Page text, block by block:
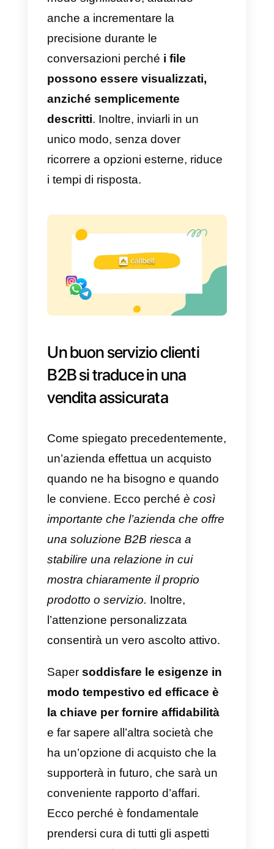
lasciare dei brevi rapporti in
che l’agente successivo sappia
come continuare la
conversazione, senza la
necessità di chiedere
nuovamente i dati.
Più agenti possono monitorare
contemporaneamente come un
team che offre soluzioni e ascolto
attivo. Questo può essere
eseguito facilmente con
poiché più persone possono
connettersi a WhatsApp nello
stesso momento, esattamente
come avviene con le email.
In questo modo anche diversi
dipendenti possono sostenersi a
vicenda, nel caso in cui
dovessero avere dei dubbi
riguardanti l’altra azienda. Se un
agente non sa qualcosa, può
sapere a un altro che si trova al
fuori della chat senza che
l’azienda cliente se ne accorga.
Un manuale dell’azienda
Avere un manuale per l’azienda
cliente implica l’esistenza di un
protocollo standardizzato su
come affrontarla, cosa sta
ricercando, quale soluzione
desidera implementare, quali